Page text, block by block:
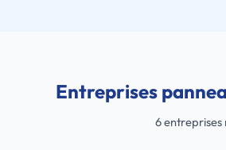
Entreprises
6 entreprises